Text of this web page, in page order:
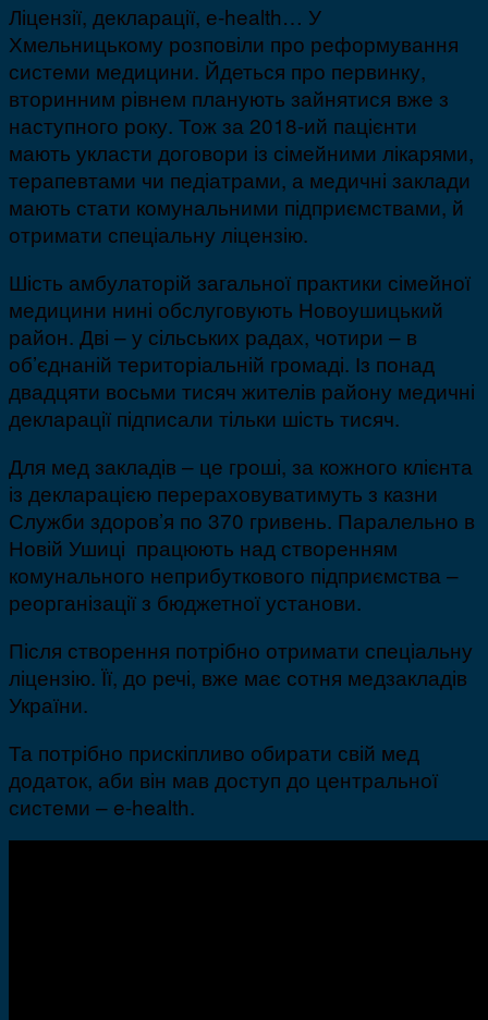
Ліцензії, декларації, е-health… У
Хмельницькому розповіли про реформування
системи медицини. Йдеться про первинку,
вторинним рівнем планують зайнятися вже з
наступного року. Тож за 2018-ий пацієнти
мають укласти договори із сімейними лікарями,
терапевтами чи педіатрами, а медичні заклади
мають стати комунальними підприємствами, й
отримати спеціальну ліцензію.
Шість амбулаторій загальної практики сімейної
медицини нині обслуговують Новоушицький
район. Дві – у сільських радах, чотири – в
об’єднаній територіальній громаді. Із понад
двадцяти восьми тисяч жителів району медичні
декларації підписали тільки шість тисяч.
Для мед закладів – це гроші, за кожного клієнта
із декларацією перераховуватимуть з казни
Служби здоров’я по 370 гривень. Паралельно в
Новій Ушиці працюють над створенням
комунального неприбуткового підприємства –
реорганізації з бюджетної установи.
Після створення потрібно отримати спеціальну
ліцензію. Її, до речі, вже має сотня медзакладів
України.
Та потрібно прискіпливо обирати свій мед
додаток, аби він мав доступ до центральної
системи – e-health.